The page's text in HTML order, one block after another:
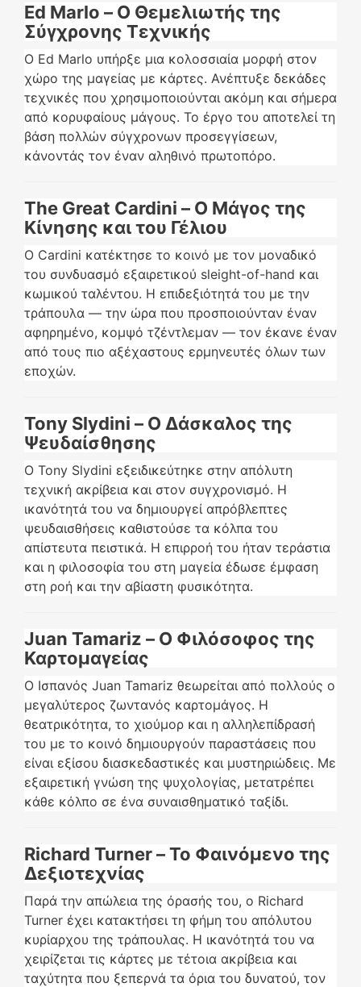
Ed Marlo – Ο Θεμελιωτής της
Σύγχρονης Τεχνικής
Ο Ed Marlo υπήρξε μια κολοσσιαία μορφή στον
χώρο της μαγείας με κάρτες. Ανέπτυξε δεκάδες
τεχνικές που χρησιμοποιούνται ακόμη και σήμερα
από κορυφαίους μάγους. Το έργο του αποτελεί τη
βάση πολλών σύγχρονων προσεγγίσεων,
κάνοντάς τον έναν αληθινό πρωτοπόρο.
The Great Cardini – Ο Μάγος της
Κίνησης και του Γέλιου
Ο Cardini κατέκτησε το κοινό με τον μοναδικό
του συνδυασμό εξαιρετικού sleight-of-hand και
κωμικού ταλέντου. Η επιδεξιότητά του με την
τράπουλα — την ώρα που προσποιούνταν έναν
αφηρημένο, κομψό τζέντλεμαν — τον έκανε έναν
από τους πιο αξέχαστους ερμηνευτές όλων των
εποχών.
Tony Slydini – Ο Δάσκαλος της
Ψευδαίσθησης
Ο Tony Slydini εξειδικεύτηκε στην απόλυτη
τεχνική ακρίβεια και στον συγχρονισμό. Η
ικανότητά του να δημιουργεί απρόβλεπτες
ψευδαισθήσεις καθιστούσε τα κόλπα του
απίστευτα πειστικά. Η επιρροή του ήταν τεράστια
και η φιλοσοφία του στη μαγεία έδωσε έμφαση
στη ροή και την αβίαστη φυσικότητα.
Juan Tamariz – Ο Φιλόσοφος της
Καρτομαγείας
Ο Ισπανός Juan Tamariz θεωρείται από πολλούς ο
μεγαλύτερος ζωντανός καρτομάγος. Η
θεατρικότητα, το χιούμορ και η αλληλεπίδρασή
του με το κοινό δημιουργούν παραστάσεις που
είναι εξίσου διασκεδαστικές και μυστηριώδεις. Με
εξαιρετική γνώση της ψυχολογίας, μετατρέπει
κάθε κόλπο σε ένα συναισθηματικό ταξίδι.
Richard Turner – Το Φαινόμενο της
Δεξιοτεχνίας
Παρά την απώλεια της όρασής του, ο Richard
Turner έχει κατακτήσει τη φήμη του απόλυτου
κυρίαρχου της τράπουλας. Η ικανότητά του να
χειρίζεται τις κάρτες με τέτοια ακρίβεια και
ταχύτητα που ξεπερνά τα όρια του δυνατού, τον